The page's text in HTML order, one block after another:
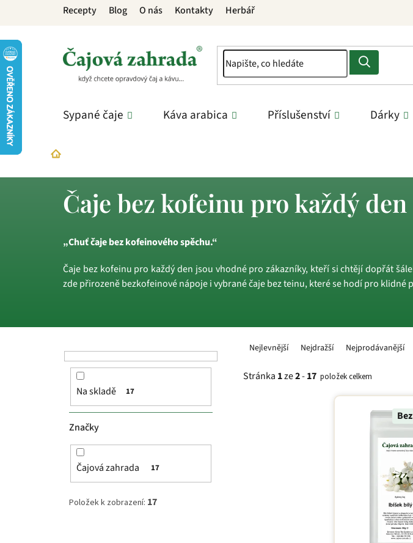
Recepty Blog O nás Kontakty Herbář
Sypané čaje Káva arabica Příslušenství Dárky
Domů
Čaje bez kofeinu pro každý den
„Chuť čaje bez kofeinového spěchu.“
Čaje bez kofeinu pro každý den jsou vhodné pro zákazníky, kteří si chtějí dopřát
zde přirozeně bezkofeinové nápoje i vybrané čaje bez teinu, které se hodí pro klidné
P
Na skladě 17
Značky
Čajová zahrada 17
Položek k zobrazení: 17
Ř
e
Nejlevnější Nejdražší Nejprodávanější
Stránka 1ze2-17 položek celkem